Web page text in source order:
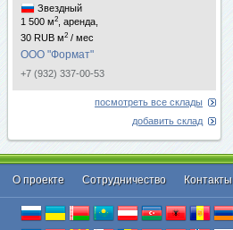
Звездный
1 500 м2
, аренда,
30 RUB м2 / мес
ООО "Формат"
+7 (932) 337-00-53
посмотреть все склады
добавить склад
О проекте Cотрудничество Контакты